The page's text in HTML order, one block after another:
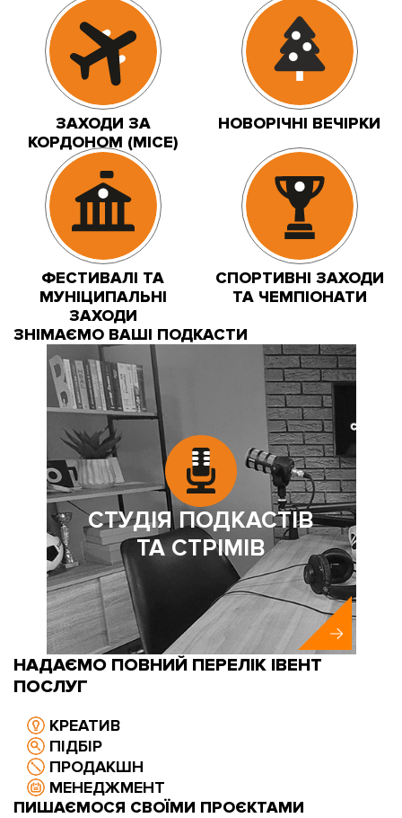
ЗАХОДИ ЗА
КОРДОНОМ (MICE)
НОВОРІЧНІ ВЕЧІРКИ
ФЕСТИВАЛІ ТА
МУНІЦИПАЛЬНІ
ЗАХОДИ
СПОРТИВНІ ЗАХОДИ
ТА ЧЕМПІОНАТИ
ЗНІМАЄМО ВАШІ ПОДКАСТИ
СТУДІЯ ПОДКАСТІВ
ТА СТРІМІВ
НАДАЄМО ПОВНИЙ ПЕРЕЛІК ІВЕНТ
ПОСЛУГ
КРЕАТИВ
ПІДБІР
ПРОДАКШН
МЕНЕДЖМЕНТ
ПИШАЄМОСЯ СВОЇМИ ПРОЄКТАМИ